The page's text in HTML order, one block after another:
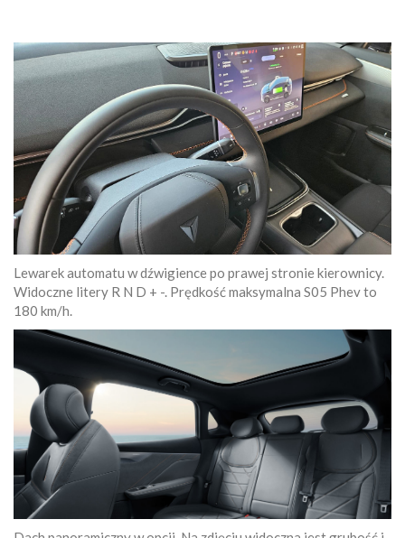
Lewarek automatu w dźwigience po prawej stronie kierownicy.
Widoczne litery R N D + -. Prędkość maksymalna S05 Phev to
180 km/h.